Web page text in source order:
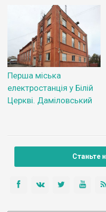
Перша міська
електростанція у Білій
Церкві. Даміловський
Станьте